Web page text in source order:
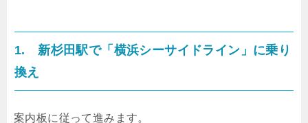
1. 新杉田駅で「横浜シーサイドライン」に乗り
換え
案内板に従って進みます。